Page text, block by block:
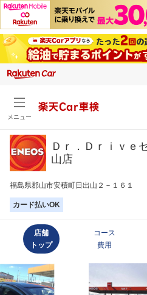
メニュー
楽天Car車検
Ｄｒ．Ｄｒｉｖｅ
山店
福島県郡山市安積町日出山２－１６１
カード払いOK
店舗
トップ
コース
費用